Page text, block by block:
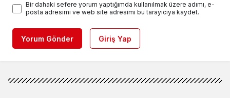
Bir dahaki sefere yorum yaptığımda kullanılmak üzere adımı, e-
posta adresimi ve web site adresimi bu tarayıcıya kaydet.
Yorum Gönder Giriş Yap